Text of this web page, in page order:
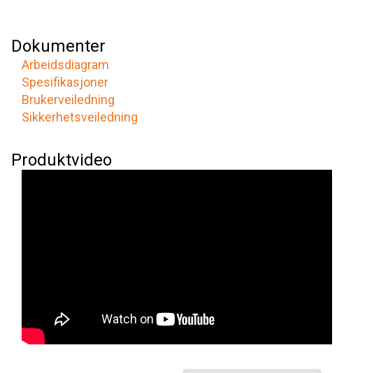
Dokumenter
Arbeidsdiagram
Spesifikasjoner
Brukerveiledning
Sikkerhetsveiledning
Produktvideo